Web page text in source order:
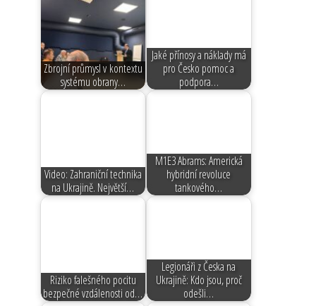
Zbrojní průmysl v kontextu
systému obrany…
Jaké přínosy a náklady má
pro Česko pomoc a
podpora…
Video: Zahraniční technika
na Ukrajině. Největší…
M1E3 Abrams: Americká
hybridní revoluce
tankového…
Riziko falešného pocitu
bezpečné vzdálenosti od…
Legionáři z Česka na
Ukrajině: Kdo jsou, proč
odešli…